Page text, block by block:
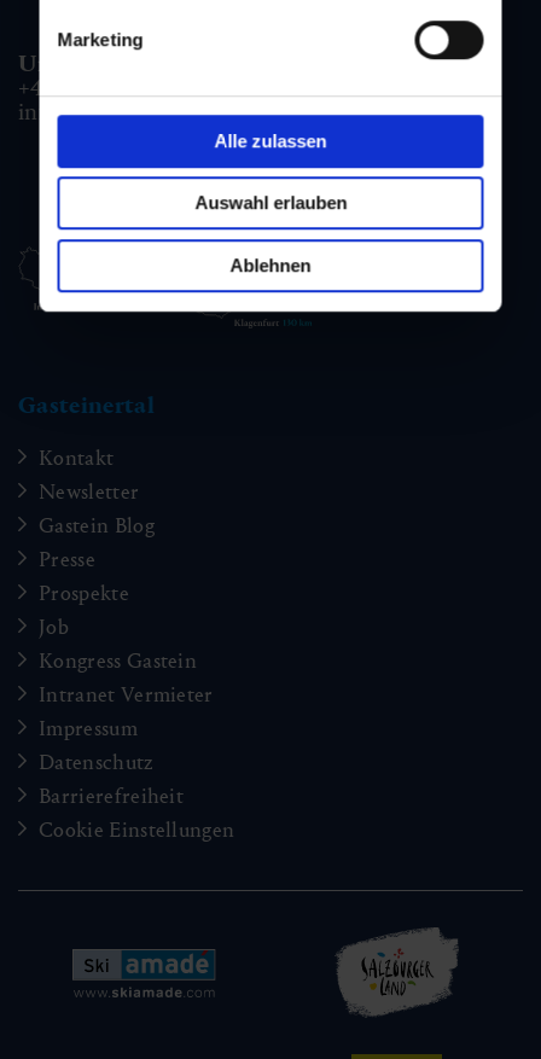
Marketing
Alle zulassen
Auswahl erlauben
Ablehnen
Unterkunfts- & Buchungshotline:
+43 6432 3393 990
info@gastein.com
Gasteinertal
Kontakt
Newsletter
Gastein Blog
Presse
Prospekte
Job
Kongress Gastein
Intranet Vermieter
Impressum
Datenschutz
Barrierefreiheit
Cookie Einstellungen